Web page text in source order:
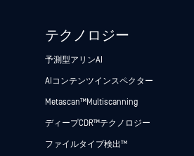
テクノロジー
予測型アリンAI
AIコンテンツインスペクター
Metascan™ Multiscanning
ディープCDR™テクノロジー
ファイルタイプ検出™